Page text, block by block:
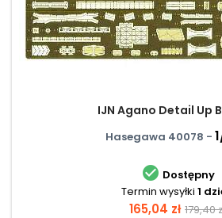
IJN Agano Detail Up
Hasegawa 40078 -
 Dostępny
Termin wysyłki 1
Cena
165,04 zł Cena
179,40